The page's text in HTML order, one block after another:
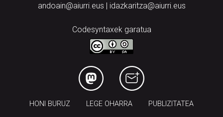
andoain@aiurri.eus | idazkaritza@aiurri.eus
Codesyntaxek garatua
HONI BURUZ LEGE OHARRA PUBLIZITATEA